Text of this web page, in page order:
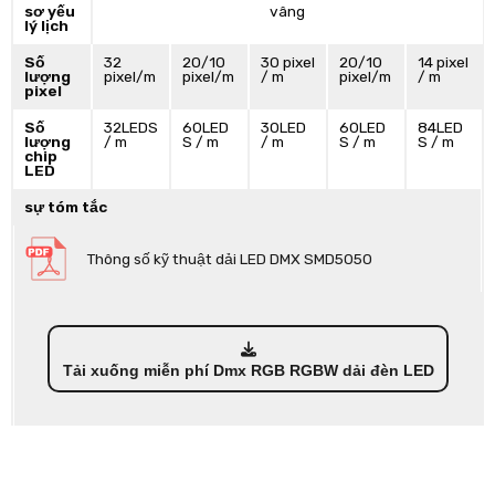
sơ yếu
lý lịch
vâng
Số
lượng
pixel
32
pixel/m
20/10
pixel/m
30 pixel
/ m
20/10
pixel/m
14 pixel
/ m
Số
lượng
chip
LED
32LEDS
/ m
60LED
S / m
30LED
/ m
60LED
S / m
84LED
S / m
sự tóm tắc
Thông số kỹ thuật dải LED DMX SMD5050
Tải xuống miễn phí Dmx RGB RGBW dải đèn LED